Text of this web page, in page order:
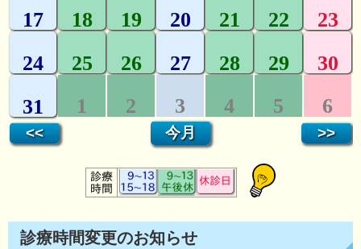
診療時間変更のお知らせ